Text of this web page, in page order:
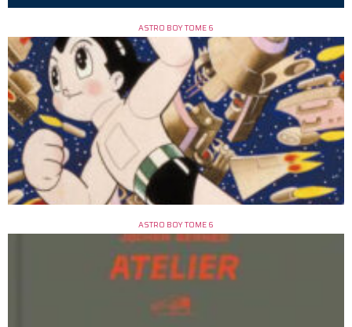
ASTRO BOY TOME 6
ASTRO BOY TOME 6